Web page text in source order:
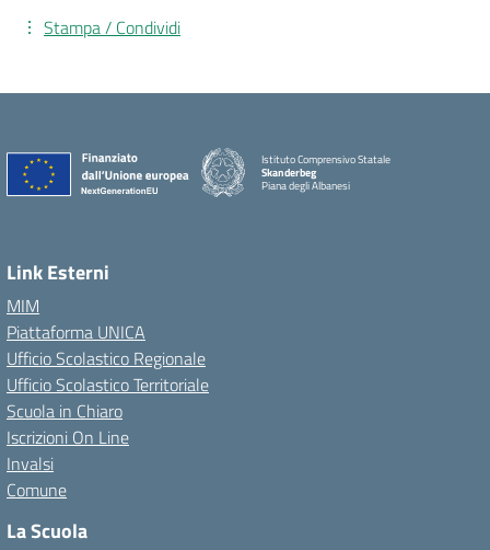
Stampa / Condividi
Istituto Comprensivo Statale
Skanderbeg
Piana degli Albanesi
Link Esterni
MIM
Piattaforma UNICA
Ufficio Scolastico Regionale
Ufficio Scolastico Territoriale
Scuola in Chiaro
Iscrizioni On Line
Invalsi
Comune
La Scuola